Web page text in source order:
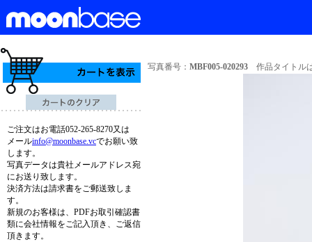
ご注文はお電話052-265-8270又は
メールinfo@moonbase.vcでお願い致
します。
写真データは貴社メールアドレス宛
にお送り致します。
決済方法は請求書をご郵送致しま
す。
新規のお客様は、PDFお取引確認書
類に会社情報をご記入頂き、ご返信
頂きます。
写真番号： MBF005-020293 作品タイトル